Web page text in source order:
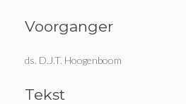
Voorganger
ds. D.J.T. Hoogenboom
Tekst